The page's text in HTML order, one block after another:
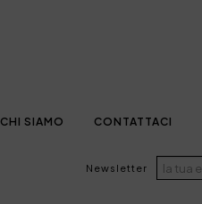
CHI SIAMO CONTATTACI
Newsletter